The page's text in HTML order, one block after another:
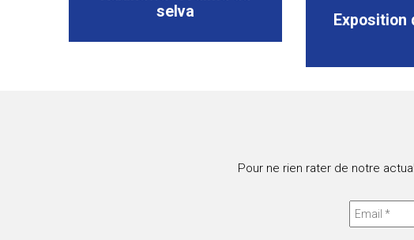
selva
Exposition
Pour ne rien rater de notre